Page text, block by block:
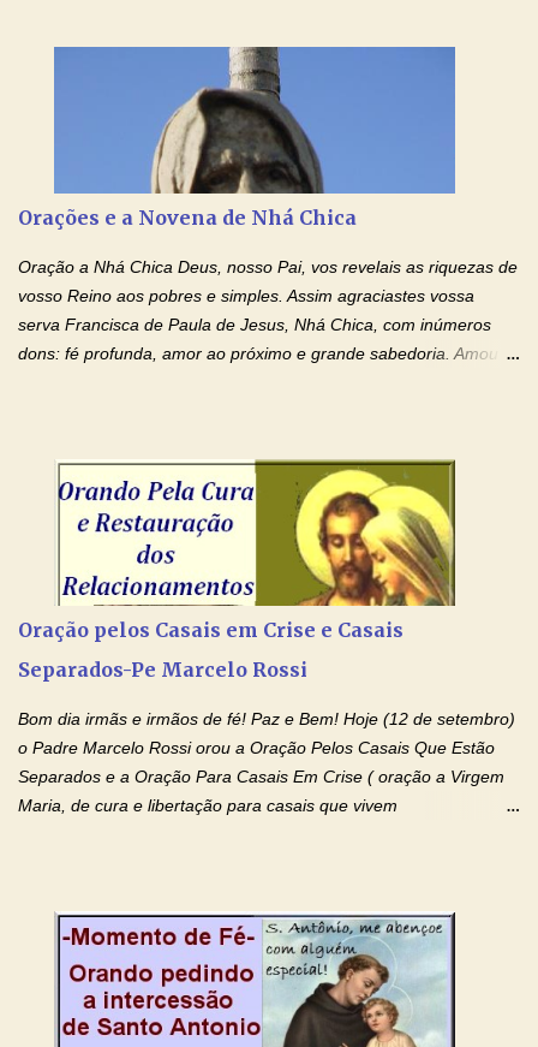
ensanguentadas, chagadas e abertas, sobre mim, neste
momento. Sinto-me completamente sem forças para prosseguir,
carregando as minhas cruzes. Preciso que a força e o poder de
Tuas Mãos, que suportaram a mais profunda dor ao serem
pregadas na Cruz, reergam-me e curem-me agora. Jesus, não
peço somente por mim, mas também por todos aqueles que mais
amo. Nós precisamos desesperadamente de cura física e
espiritual, através do toque consolador de tuas Mãos
ensanguentadas e infinitamente poderosas. Eu reconheço,
apesar de toda a minha limitação e da infinidade dos meus ...
Orações e a Novena de Nhá Chica
Oração a Nhá Chica Deus, nosso Pai, vos revelais as riquezas de
vosso Reino aos pobres e simples. Assim agraciastes vossa
serva Francisca de Paula de Jesus, Nhá Chica, com inúmeros
dons: fé profunda, amor ao próximo e grande sabedoria. Amou a
Senhor Jesus Cristo, vosso Filho, na unidade do Espírito Santo.
Amém. Novena a Nhá Chica (Oração para obter os favores
celestiais através da intercessão da Serva de Deus Nhá Chica)
(Rezar durante nove dias seguidos ou intercalados) Nhá Chica,
recorro a vós como intercessora entre a Bondade Divina e as
necessidades humanas. Peço-vos, como favor espiritual, que
entregueis nas mãos do Santíssimo o meu pedido urgente (Fazer
o pedido). Acolhei, Nhá Chica, no vosso coração bondoso as
Oração pelos Casais em Crise e Casais
Separados-Pe Marcelo Rossi
Bom dia irmãs e irmãos de fé! Paz e Bem! Hoje (12 de setembro)
o Padre Marcelo Rossi orou a Oração Pelos Casais Que Estão
Separados e a Oração Para Casais Em Crise ( oração a Virgem
Maria, de cura e libertação para casais que vivem
no programa de rádio Momento de Fé, pela cura dos
relacionamentos. Seu relacionamento está doente? Você está
sofrendo? Então ouça o Momento de Fé e entre nesta corrente
de orações abençoadas, d eixe o Amor Ágape de Jesus curar e
restaurar você e seu relacionamento. Adriana-Devoção e Fé